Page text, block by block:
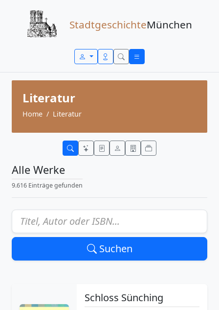
StadtgeschichteMünchen
Literatur
Home Literatur
Alle Werke
9.616 Einträge gefunden
Suchen
Schloss Sünching